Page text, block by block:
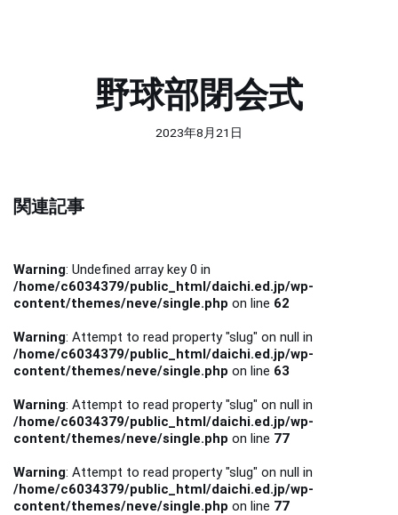
野球部閉会式
2023年8月21日
関連記事
Warning: Undefined array key 0 in
/home/c6034379/public_html/daichi.ed.jp/wp-
content/themes/neve/single.php on line 62
Warning: Attempt to read property "slug" on null in
/home/c6034379/public_html/daichi.ed.jp/wp-
content/themes/neve/single.php on line 63
Warning: Attempt to read property "slug" on null in
/home/c6034379/public_html/daichi.ed.jp/wp-
content/themes/neve/single.php on line 77
Warning: Attempt to read property "slug" on null in
/home/c6034379/public_html/daichi.ed.jp/wp-
content/themes/neve/single.php on line 77